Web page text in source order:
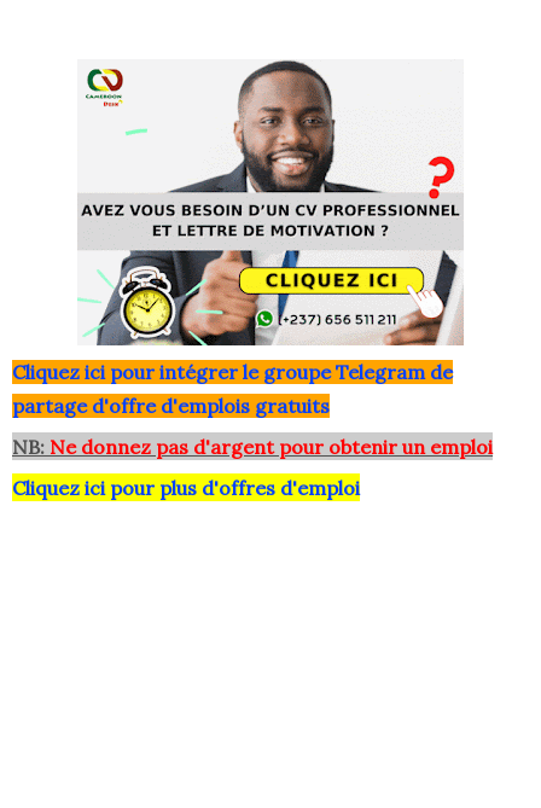
Cliquez ici pour intégrer le groupe Telegram de
partage d'offre d'emplois gratuits
NB: Ne donnez pas d'argent pour obtenir un emploi
Cliquez ici pour plus d'offres d'emploi